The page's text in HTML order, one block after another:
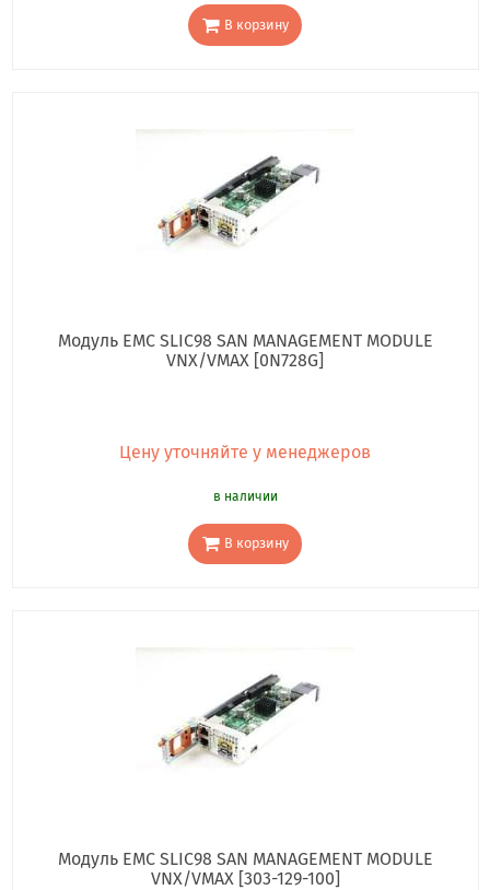
В корзину
Модуль EMC SLIC98 SAN MANAGEMENT MODULE
VNX/VMAX [0N728G]
Цену уточняйте у менеджеров
в наличии
В корзину
Модуль EMC SLIC98 SAN MANAGEMENT MODULE
VNX/VMAX [303-129-100]